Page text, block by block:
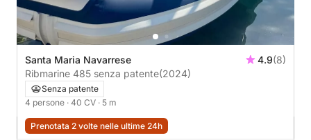
Santa Maria Navarrese 4.9(8)
Ribmarine 485 senza patente(2024)
Senza patente
4 persone · 40 CV · 5 m
Prenotata 2 volte nelle ultime 24h